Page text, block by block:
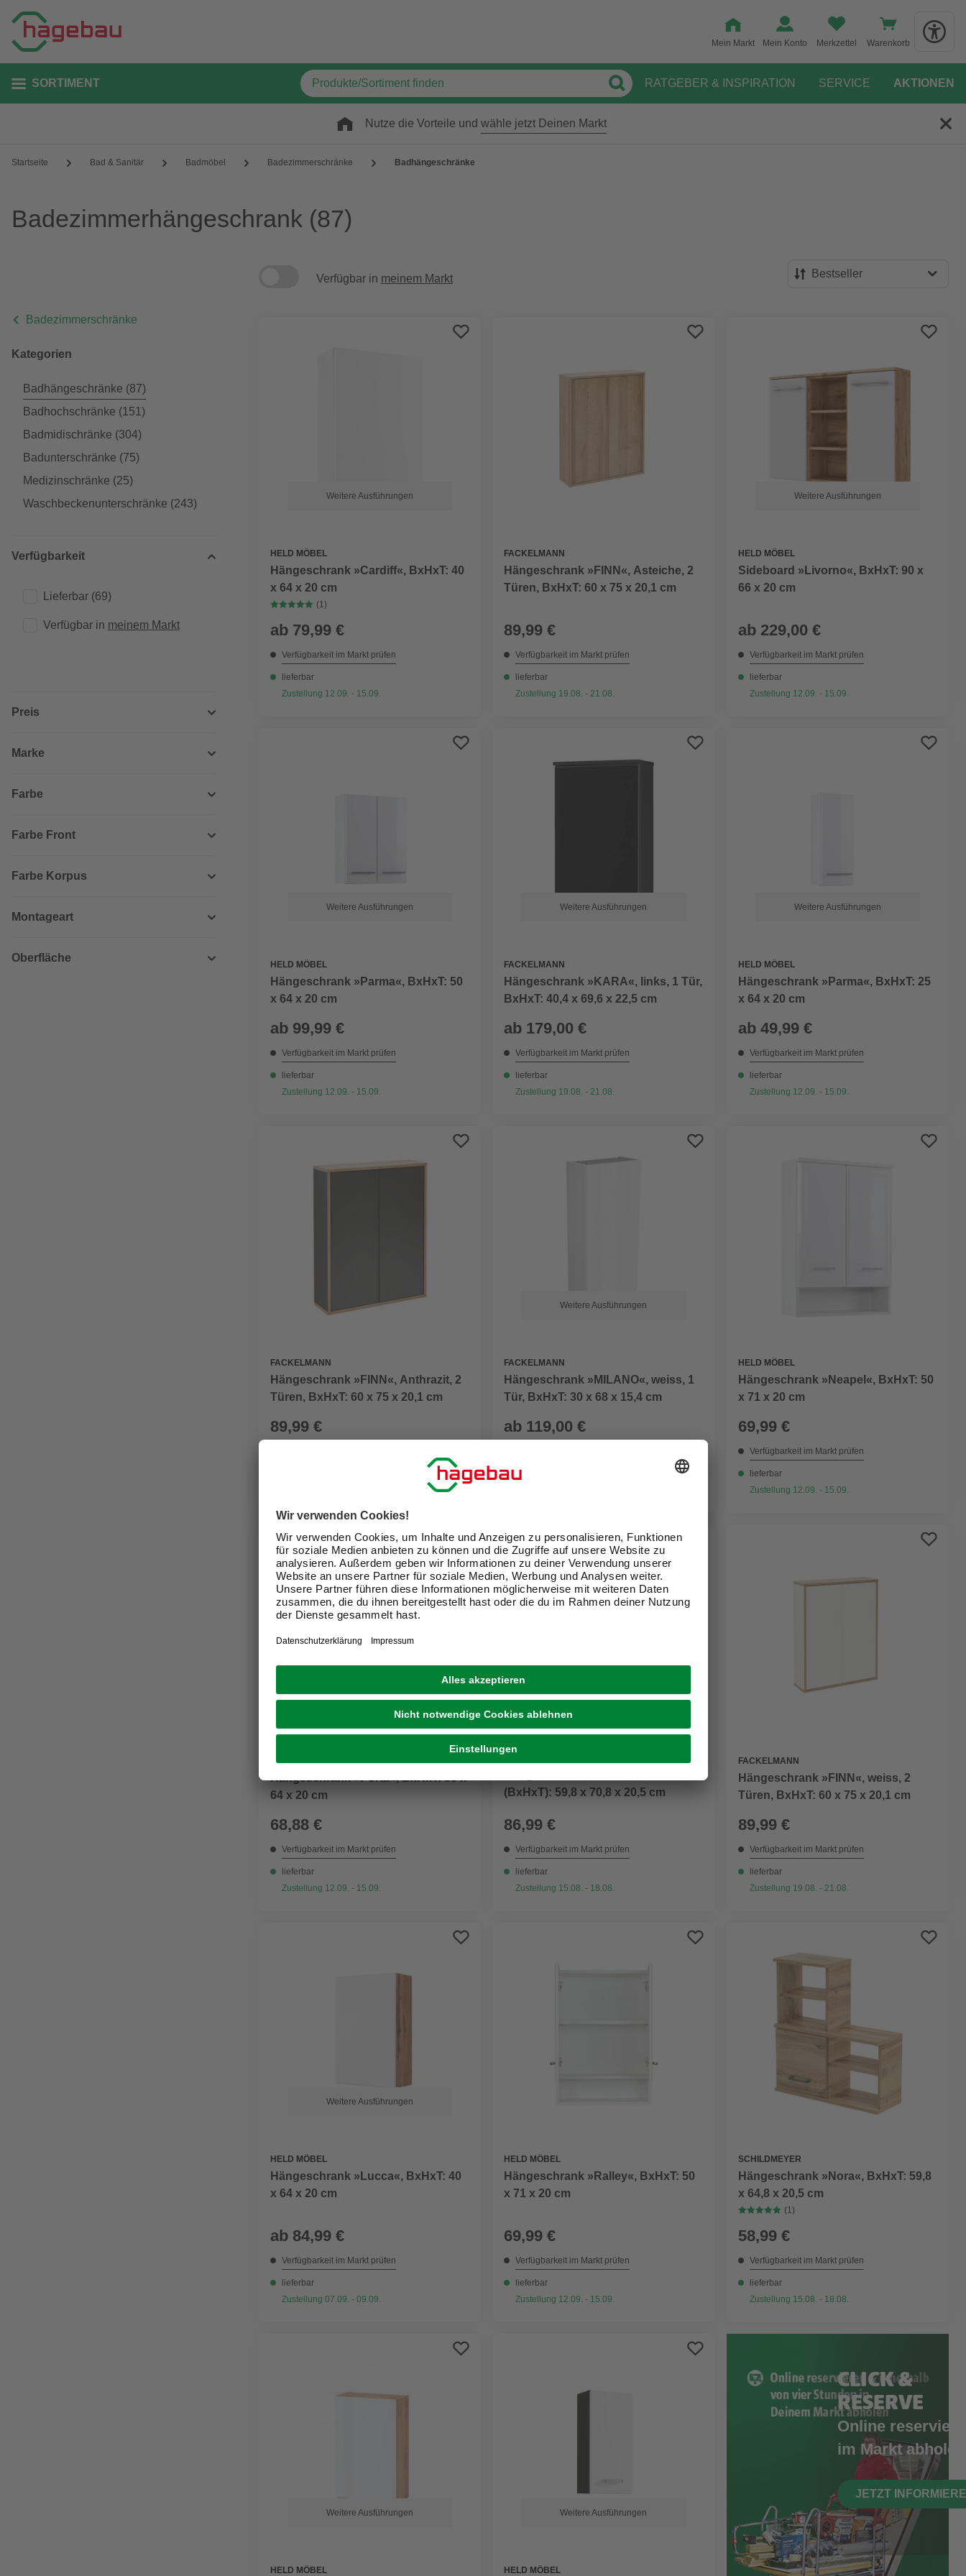
Mein Markt Mein Konto Merkzettel Warenkorb
SORTIMENT RATGEBER & INSPIRATION SERVICE AKTIONEN
Nutze die Vorteile und wähle jetzt Deinen Markt
Startseite Bad & Sanitär Badmöbel Badezimmerschränke Badhängeschränke
Badezimmerhängeschrank (87)
Badezimmerschränke
Kategorien
Badhängeschränke (87)
Badhochschränke (151)
Badmidischränke (304)
Badunterschränke (75)
Medizinschränke (25)
Waschbeckenunterschränke (243)
Verfügbarkeit
Lieferbar (69)
Verfügbar in meinem Markt
Preis
Marke
Farbe
Farbe Front
Farbe Korpus
Montageart
Oberfläche
Verfügbar in meinem Markt Bestseller
Bewertung
Weitere Ausführungen
HELD MÖBEL
Hängeschrank »Cardiff«, BxHxT: 40
x 64 x 20 cm
(1)
ab 79,99 €
Verfügbarkeit im Markt prüfen
lieferbar
Zustellung 12.09. - 15.09.
FACKELMANN
Hängeschrank »FINN«, Asteiche, 2
Türen, BxHxT: 60 x 75 x 20,1 cm
89,99 €
Verfügbarkeit im Markt prüfen
lieferbar
Zustellung 19.08. - 21.08.
Weitere Ausführungen
HELD MÖBEL
Sideboard »Livorno«, BxHxT: 90 x
66 x 20 cm
ab 229,00 €
Verfügbarkeit im Markt prüfen
lieferbar
Zustellung 12.09. - 15.09.
Weitere Ausführungen
HELD MÖBEL
Hängeschrank »Parma«, BxHxT: 50
x 64 x 20 cm
ab 99,99 €
Verfügbarkeit im Markt prüfen
lieferbar
Zustellung 12.09. - 15.09.
Weitere Ausführungen
FACKELMANN
Hängeschrank »KARA«, links, 1 Tür,
BxHxT: 40,4 x 69,6 x 22,5 cm
ab 179,00 €
Verfügbarkeit im Markt prüfen
lieferbar
Zustellung 19.08. - 21.08.
Weitere Ausführungen
HELD MÖBEL
Hängeschrank »Parma«, BxHxT: 25
x 64 x 20 cm
ab 49,99 €
Verfügbarkeit im Markt prüfen
lieferbar
Zustellung 12.09. - 15.09.
FACKELMANN
Hängeschrank »FINN«, Anthrazit, 2
Türen, BxHxT: 60 x 75 x 20,1 cm
89,99 €
Weitere Ausführungen
FACKELMANN
Hängeschrank »MILANO«, weiss, 1
Tür, BxHxT: 30 x 68 x 15,4 cm
ab 119,00 €
HELD MÖBEL
Hängeschrank »Neapel«, BxHxT: 50
x 71 x 20 cm
69,99 €
Verfügbarkeit im Markt prüfen
lieferbar
Zustellung 12.09. - 15.09.
HELD MÖBEL
Hängeschrank »Porta«, BxHxT: 30 x
64 x 20 cm
68,88 €
Verfügbarkeit im Markt prüfen
lieferbar
Zustellung 12.09. - 15.09.
(BxHxT): 59,8 x 70,8 x 20,5 cm
86,99 €
Verfügbarkeit im Markt prüfen
lieferbar
Zustellung 15.08. - 18.08.
FACKELMANN
Hängeschrank »FINN«, weiss, 2
Türen, BxHxT: 60 x 75 x 20,1 cm
89,99 €
Verfügbarkeit im Markt prüfen
lieferbar
Zustellung 19.08. - 21.08.
Weitere Ausführungen
HELD MÖBEL
Hängeschrank »Lucca«, BxHxT: 40
x 64 x 20 cm
ab 84,99 €
Verfügbarkeit im Markt prüfen
lieferbar
Zustellung 07.09. - 09.09.
HELD MÖBEL
Hängeschrank »Ralley«, BxHxT: 50
x 71 x 20 cm
69,99 €
Verfügbarkeit im Markt prüfen
lieferbar
Zustellung 12.09. - 15.09.
SCHILDMEYER
Hängeschrank »Nora«, BxHxT: 59,8
x 64,8 x 20,5 cm
(1)
58,99 €
Verfügbarkeit im Markt prüfen
lieferbar
Zustellung 15.08. - 18.08.
Weitere Ausführungen
HELD MÖBEL
Weitere Ausführungen
HELD MÖBEL
CLICK &
RESERVE
Online
im Markt abholen
JETZT